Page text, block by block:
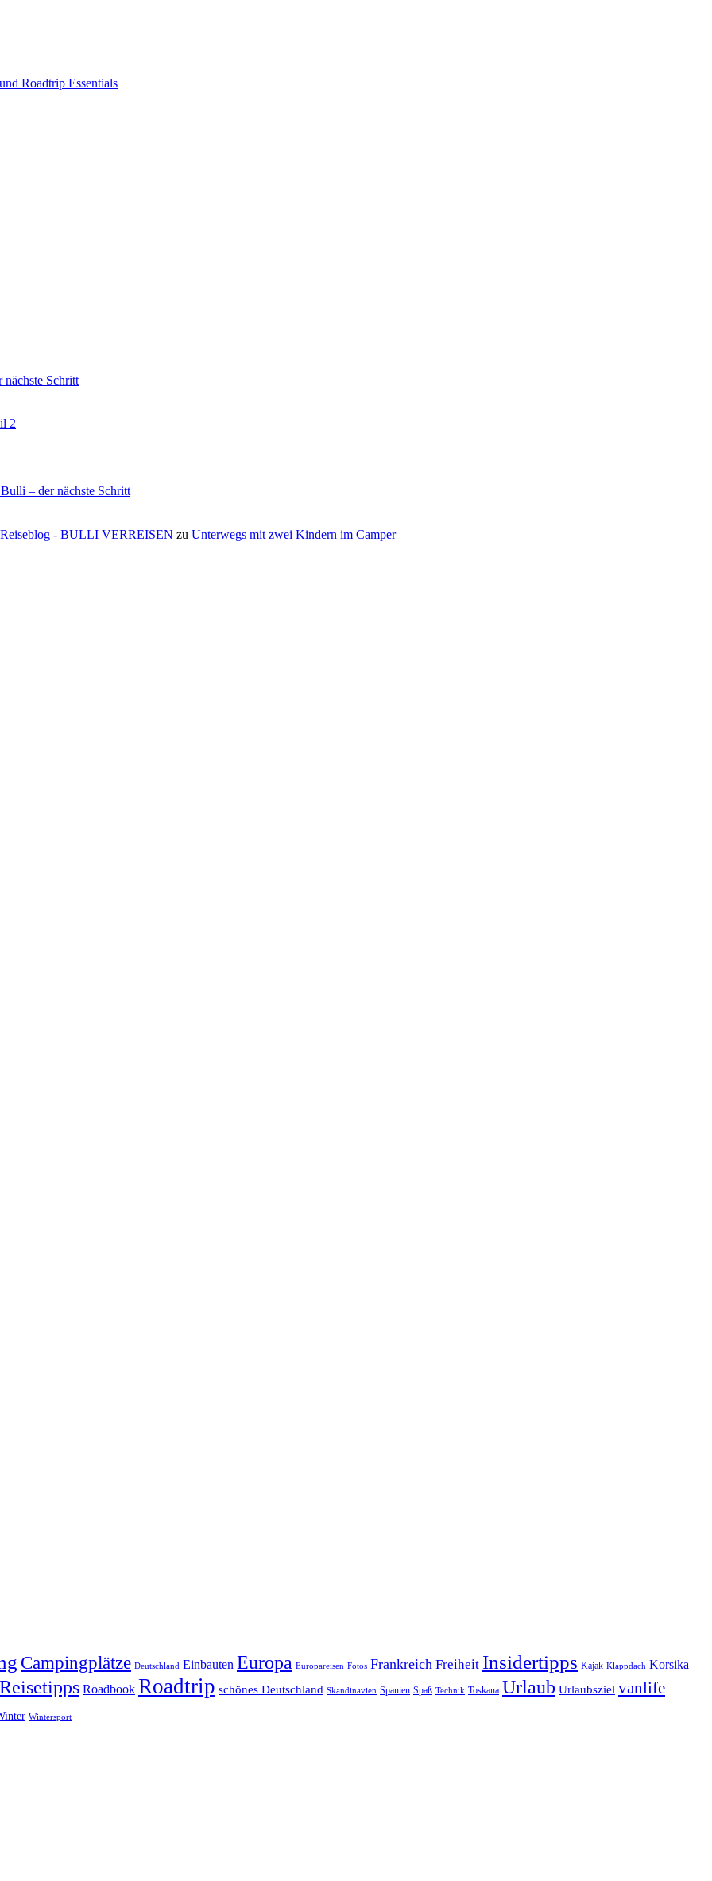
Roadtrip Essentials
Schritt
2
– der nächste Schritt
- BULLI VERREISEN zu Unterwegs mit zwei Kindern im Camper
Campingplätze Deutschland Einbauten Europa Europareisen Fotos Frankreich Freiheit Insidertipps Kajak Klappdach Korsika
Reisetipps Roadbook Roadtrip schönes Deutschland Skandinavien Spanien Spaß Technik Toskana Urlaub Urlaubsziel vanlife
Wintersport